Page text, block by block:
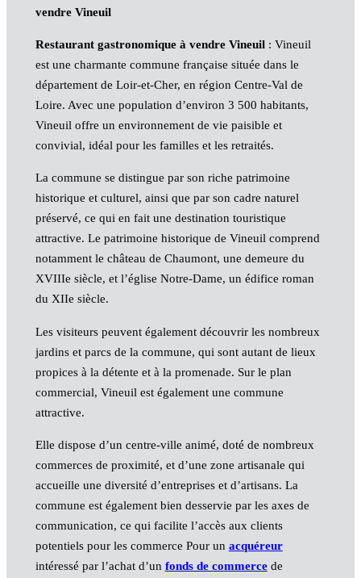
vendre Vineuil
Restaurant gastronomique à vendre Vineuil: Vineuil
est une charmante commune française située dans le
département de Loir-et-Cher, en région Centre-Val de
Loire. Avec une population d’environ 3 500 habitants,
Vineuil offre un environnement de vie paisible et
convivial, idéal pour les familles et les retraités.
La commune se distingue par son riche patrimoine
historique et culturel, ainsi que par son cadre naturel
préservé, ce qui en fait une destination touristique
attractive. Le patrimoine historique de Vineuil comprend
notamment le château de Chaumont, une demeure du
XVIIIe siècle, et l’église Notre-Dame, un édifice roman
du XIIe siècle.
Les visiteurs peuvent également découvrir les nombreux
jardins et parcs de la commune, qui sont autant de lieux
propices à la détente et à la promenade. Sur le plan
commercial, Vineuil est également une commune
attractive.
Elle dispose d’un centre-ville animé, doté de nombreux
commerces de proximité, et d’une zone artisanale qui
accueille une diversité d’entreprises et d’artisans. La
commune est également bien desservie par les axes de
communication, ce qui facilite l’accès aux clients
potentiels pour les commerce Pour un acquéreur
intéressé par l’achat d’un fonds de commercede